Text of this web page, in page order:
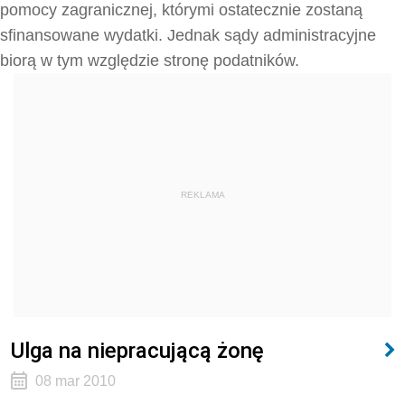
pomocy zagranicznej, którymi ostatecznie zostaną
sfinansowane wydatki. Jednak sądy administracyjne
biorą w tym względzie stronę podatników.
REKLAMA
Ulga na niepracującą żonę
08 mar 2010